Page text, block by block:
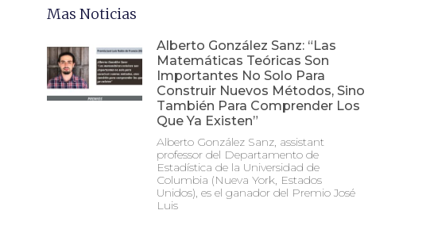
Mas Noticias
Alberto González Sanz: “Las
Matemáticas Teóricas Son
Importantes No Solo Para
Construir Nuevos Métodos, Sino
También Para Comprender Los
Que Ya Existen”
Alberto González Sanz, assistant
professor del Departamento de
Estadística de la Universidad de
Columbia (Nueva York, Estados
Unidos), es el ganador del Premio José
Luis